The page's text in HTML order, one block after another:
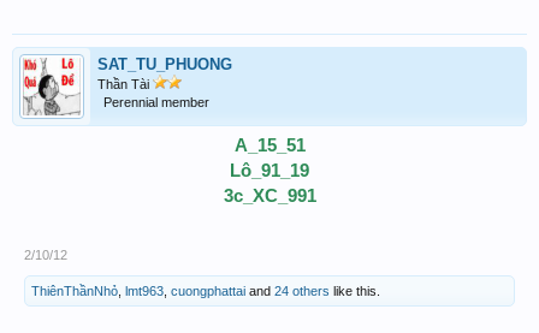
SAT_TU_PHUONG
Thần Tài
Perennial member
A_15_51
Lô_91_19
3c_XC_991
2/10/12
ThiênThầnNhỏ lmt963 cuongphattai and 24 others like this.